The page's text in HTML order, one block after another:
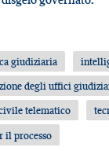
giudiziaria
degli uffici
telematico
il processo